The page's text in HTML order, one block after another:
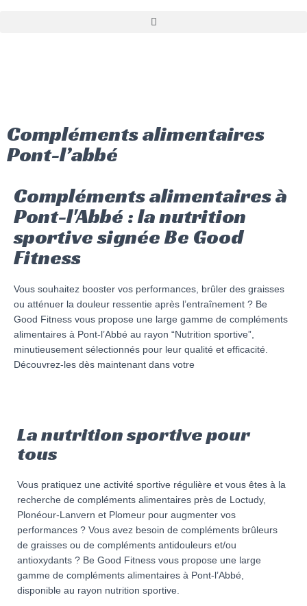
Compléments alimentaires
Pont-l’abbé
Compléments alimentaires à
Pont-l'Abbé : la nutrition
sportive signée Be Good
Fitness
Vous souhaitez booster vos performances, brûler des graisses
ou atténuer la douleur ressentie après l’entraînement ? Be
Good Fitness vous propose une large gamme de compléments
alimentaires à Pont-l’Abbé au rayon “Nutrition sportive”,
minutieusement sélectionnés pour leur qualité et efficacité.
Découvrez-les dès maintenant dans votre
La nutrition sportive pour
tous
Vous pratiquez une activité sportive régulière et vous êtes à la
recherche de compléments alimentaires près de Loctudy,
Plonéour-Lanvern et Plomeur pour augmenter vos
performances ? Vous avez besoin de compléments brûleurs
de graisses ou de compléments antidouleurs et/ou
antioxydants ? Be Good Fitness vous propose une large
gamme de compléments alimentaires à Pont-l’Abbé,
disponible au rayon nutrition sportive.